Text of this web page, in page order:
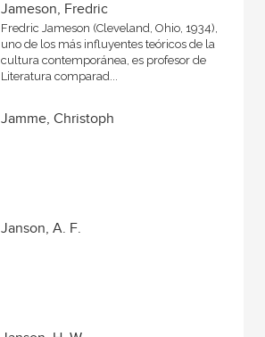
Jameson, Fredric
Fredric Jameson (Cleveland, Ohio, 1934),
uno de los más influyentes teóricos de la
cultura contemporánea, es profesor de
Literatura comparad...
Jamme, Christoph
Janson, A. F.